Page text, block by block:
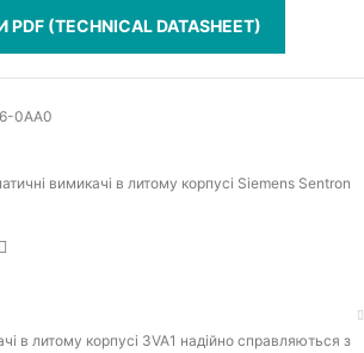
(TECHNICAL DATASHEET)
0AA0
вимикачі в литому корпусі Siemens Sentron
в литому корпусі 3VA1 надійно справляються з